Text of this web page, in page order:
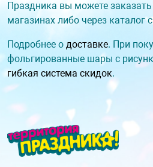
Праздника вы можете
магазинах либо через каталог
Подробнее о доставке. При
фольгированные шары с
гибкая система скидок.